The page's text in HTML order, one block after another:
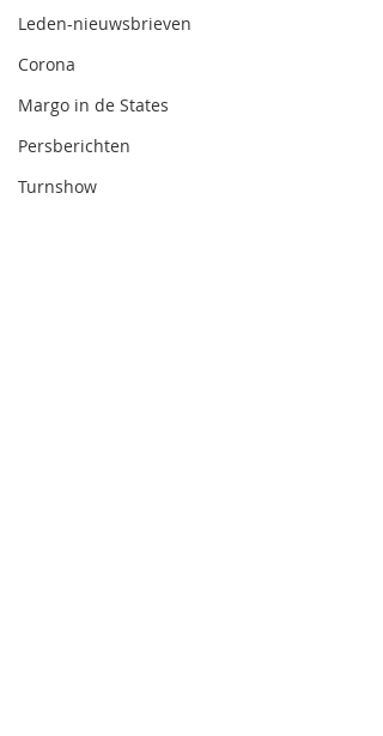
Leden-nieuwsbrieven
Corona
Margo in de States
Persberichten
Turnshow